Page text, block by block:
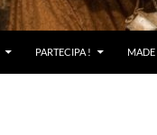
PARTECIPA !